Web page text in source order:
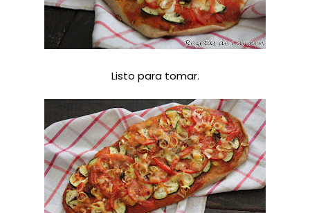
Listo para tomar.